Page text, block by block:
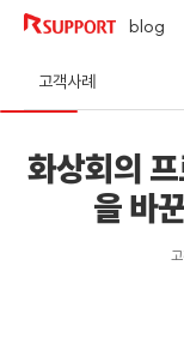
blog
고객사례
화상회의
을 바